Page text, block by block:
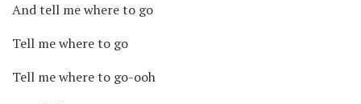
And tell me where to go
Tell me where to go
Tell me where to go-ooh